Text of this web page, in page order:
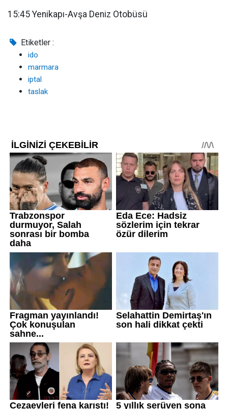
15:45 Yenikapı-Avşa Deniz Otobüsü
Etiketler :
ido
marmara
iptal
taslak